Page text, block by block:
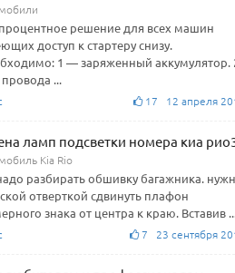
решение для всех машин
доступ к стартеру снизу.
1 — заряженный аккумулятор.
...
17 12 апреля
ламп подсветки номера киа
Kia Rio
разбирать обшивку багажника.
отверткой сдвинуть плафон
знака от центра к краю. Вставив
7 23 сентября